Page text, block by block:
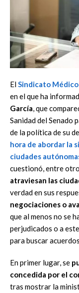
ElSindicato
en el que ha
García, que
Sanidad del Senado
de la política de su
hora de abordar la
ciudades
cuestionó, entre
atraviesan las
verdad en sus
negociaciones o
que al menos no se
perjudicados o a
para buscar
En primer lugar, se
concedida por el
tras mostrar la